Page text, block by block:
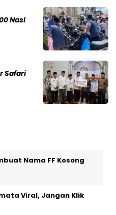
Nasi
Safari
Nama FF Kosong
Viral, Jangan Klik